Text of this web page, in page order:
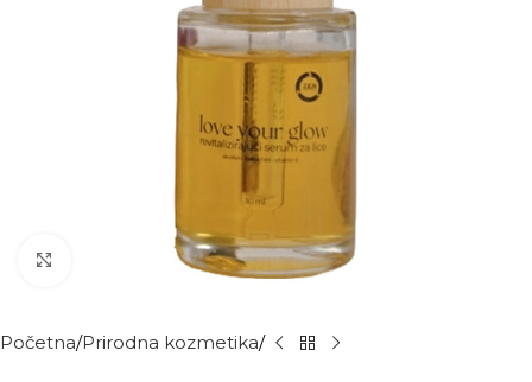
Kliknite za povećanje
Početna Prirodna kozmetika